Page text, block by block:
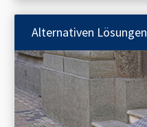
Alternativen Lösungen